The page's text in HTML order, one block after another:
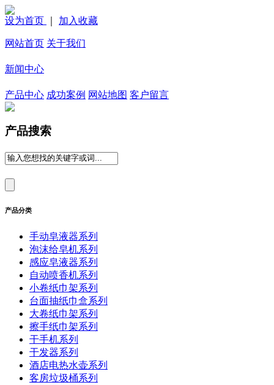
设为首页 加入收藏
网站首页 关于我们
新闻中心
产品中心 成功案例 网站地图 客户留言
产品搜索
产品分类
手动皂液器系列
泡沫给皂机系列
感应皂液器系列
自动喷香机系列
小卷纸巾架系列
台面抽纸巾盒系列
大卷纸巾架系列
擦手纸巾架系列
干手机系列
干发器系列
酒店电热水壶系列
客房垃圾桶系列